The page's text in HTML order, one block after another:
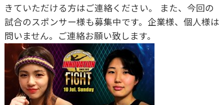
きていただける方はご連絡ください。 また、今回の
試合のスポンサー様も募集中です。企業様、個人様は
問いません。ご連絡お願い致します。